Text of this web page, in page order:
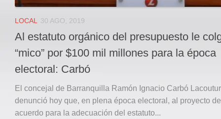
Registro ISSN: 2711-3299
LOCAL 30 AGO, 2019
Al estatuto orgánico del presupuesto le
“mico” por $100 mil millones para la época
electoral: Carbó
El concejal de Barranquilla Ramón Ignacio Carbó
denunció hoy que, en plena época electoral, al proyecto de
acuerdo para la adecuación del estatuto...